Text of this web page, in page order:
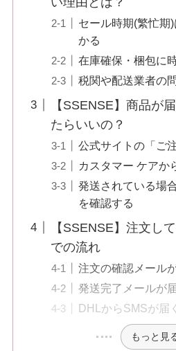
セール時期(繁忙期
かる
在庫確保・梱包に
税関や配送業者の
【SSENSE】商品が
たらいいの？
公式サイトの「ご
カスタマー ケアか
発送されている場
を確認する
【SSENSE】注文し
での流れ
注文の確認メール
発送完了メールが
DHLからSMSが届く
もっと見